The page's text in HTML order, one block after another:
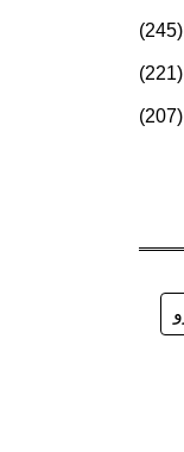
(245)
(221)
(207)